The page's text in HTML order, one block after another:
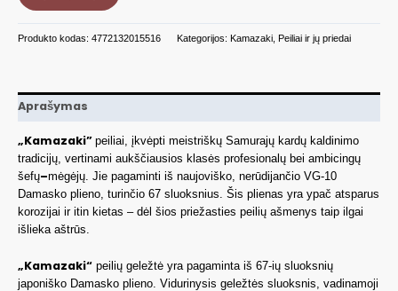
peilis
KZI219KN
Produkto kodas: 4772132015516 Kategorijos: Kamazaki Peiliai ir jų priedai
Aprašymas
„Kamazaki” peiliai, įkvėpti meistriškų Samurajų kardų kaldinimo
tradicijų, vertinami aukščiausios klasės profesionalų bei ambicingų
šefų–mėgėjų. Jie pagaminti iš naujoviško, nerūdijančio VG-10
Damasko plieno, turinčio 67 sluoksnius. Šis plienas yra ypač atsparus
korozijai ir itin kietas – dėl šios priežasties peilių ašmenys taip ilgai
išlieka aštrūs.
„Kamazaki“ peilių geležtė yra pagaminta iš 67-ių sluoksnių
japoniško Damasko plieno. Vidurinysis geležtės sluoksnis, vadinamoji